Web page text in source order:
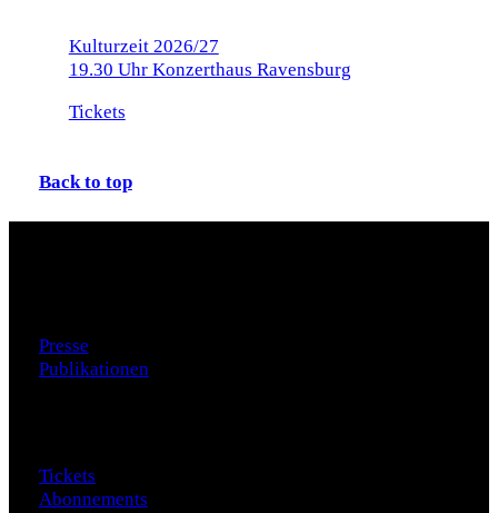
Kulturzeit 2026/27
19.30 Uhr Konzerthaus Ravensburg
Tickets
Back to top
Presse
Publikationen
Tickets
Abonnements